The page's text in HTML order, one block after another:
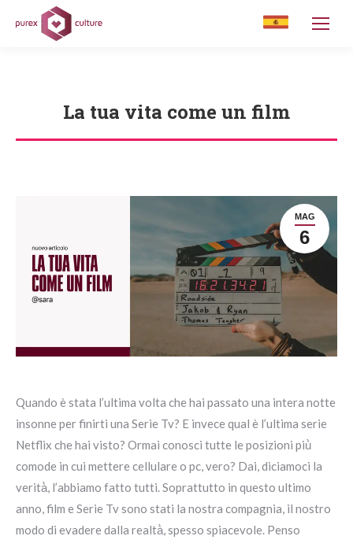
La tua vita come un film
You are here:
MAG
6
Quando è stata l’ultima volta che hai passato una intera notte
insonne per finirti una Serie Tv? E invece qual è l’ultima serie
Netflix che hai visto? Ormai conosci tutte le posizioni più̀
comode in cui mettere cellulare o pc, vero? Dai, diciamoci la
verità̀, l’abbiamo fatto tutti. Soprattutto in questo ultimo
anno, film e Serie Tv sono stati la nostra compagnia, il nostro
modo di evadere dalla realtà̀, spesso spiacevole. Penso